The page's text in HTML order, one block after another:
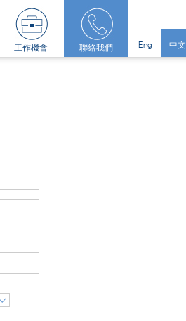
Eng 中文
工作機會 聯絡我們